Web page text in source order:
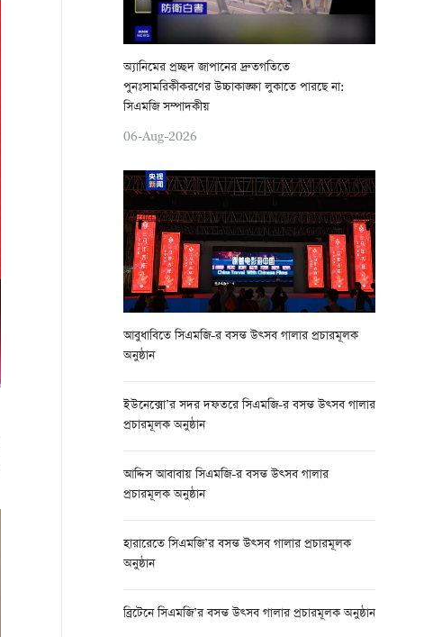
অ্যানিমের প্রচ্ছদ জাপানের দ্রুতগতিতে
পুনঃসামরিকীকরণের উচ্চাকাঙ্ক্ষা লুকাতে পারছে না:
সিএমজি সম্পাদকীয়
06-Aug-2026
আবুধাবিতে সিএমজি-র বসন্ত উত্সব গালার প্রচারমূলক
অনুষ্ঠান
ইউনেক্সো’র সদর দফতরে সিএমজি-র বসন্ত উত্সব গালার
প্রচারমূলক অনুষ্ঠান
আদ্দিস আবাবায় সিএমজি-র বসন্ত উত্সব গালার
প্রচারমূলক অনুষ্ঠান
হারারেতে সিএমজি’র বসন্ত উত্সব গালার প্রচারমূলক
অনুষ্ঠান
ব্রিটেনে সিএমজি’র বসন্ত উত্সব গালার প্রচারমূলক অনুষ্ঠান